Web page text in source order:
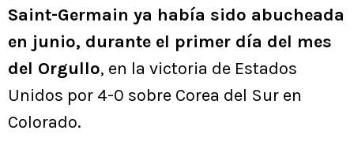
Saint-Germain ya había sido abucheada
en junio, durante el primer día del mes
del Orgullo, en la victoria de Estados
Unidos por 4-0 sobre Corea del Sur en
Colorado.